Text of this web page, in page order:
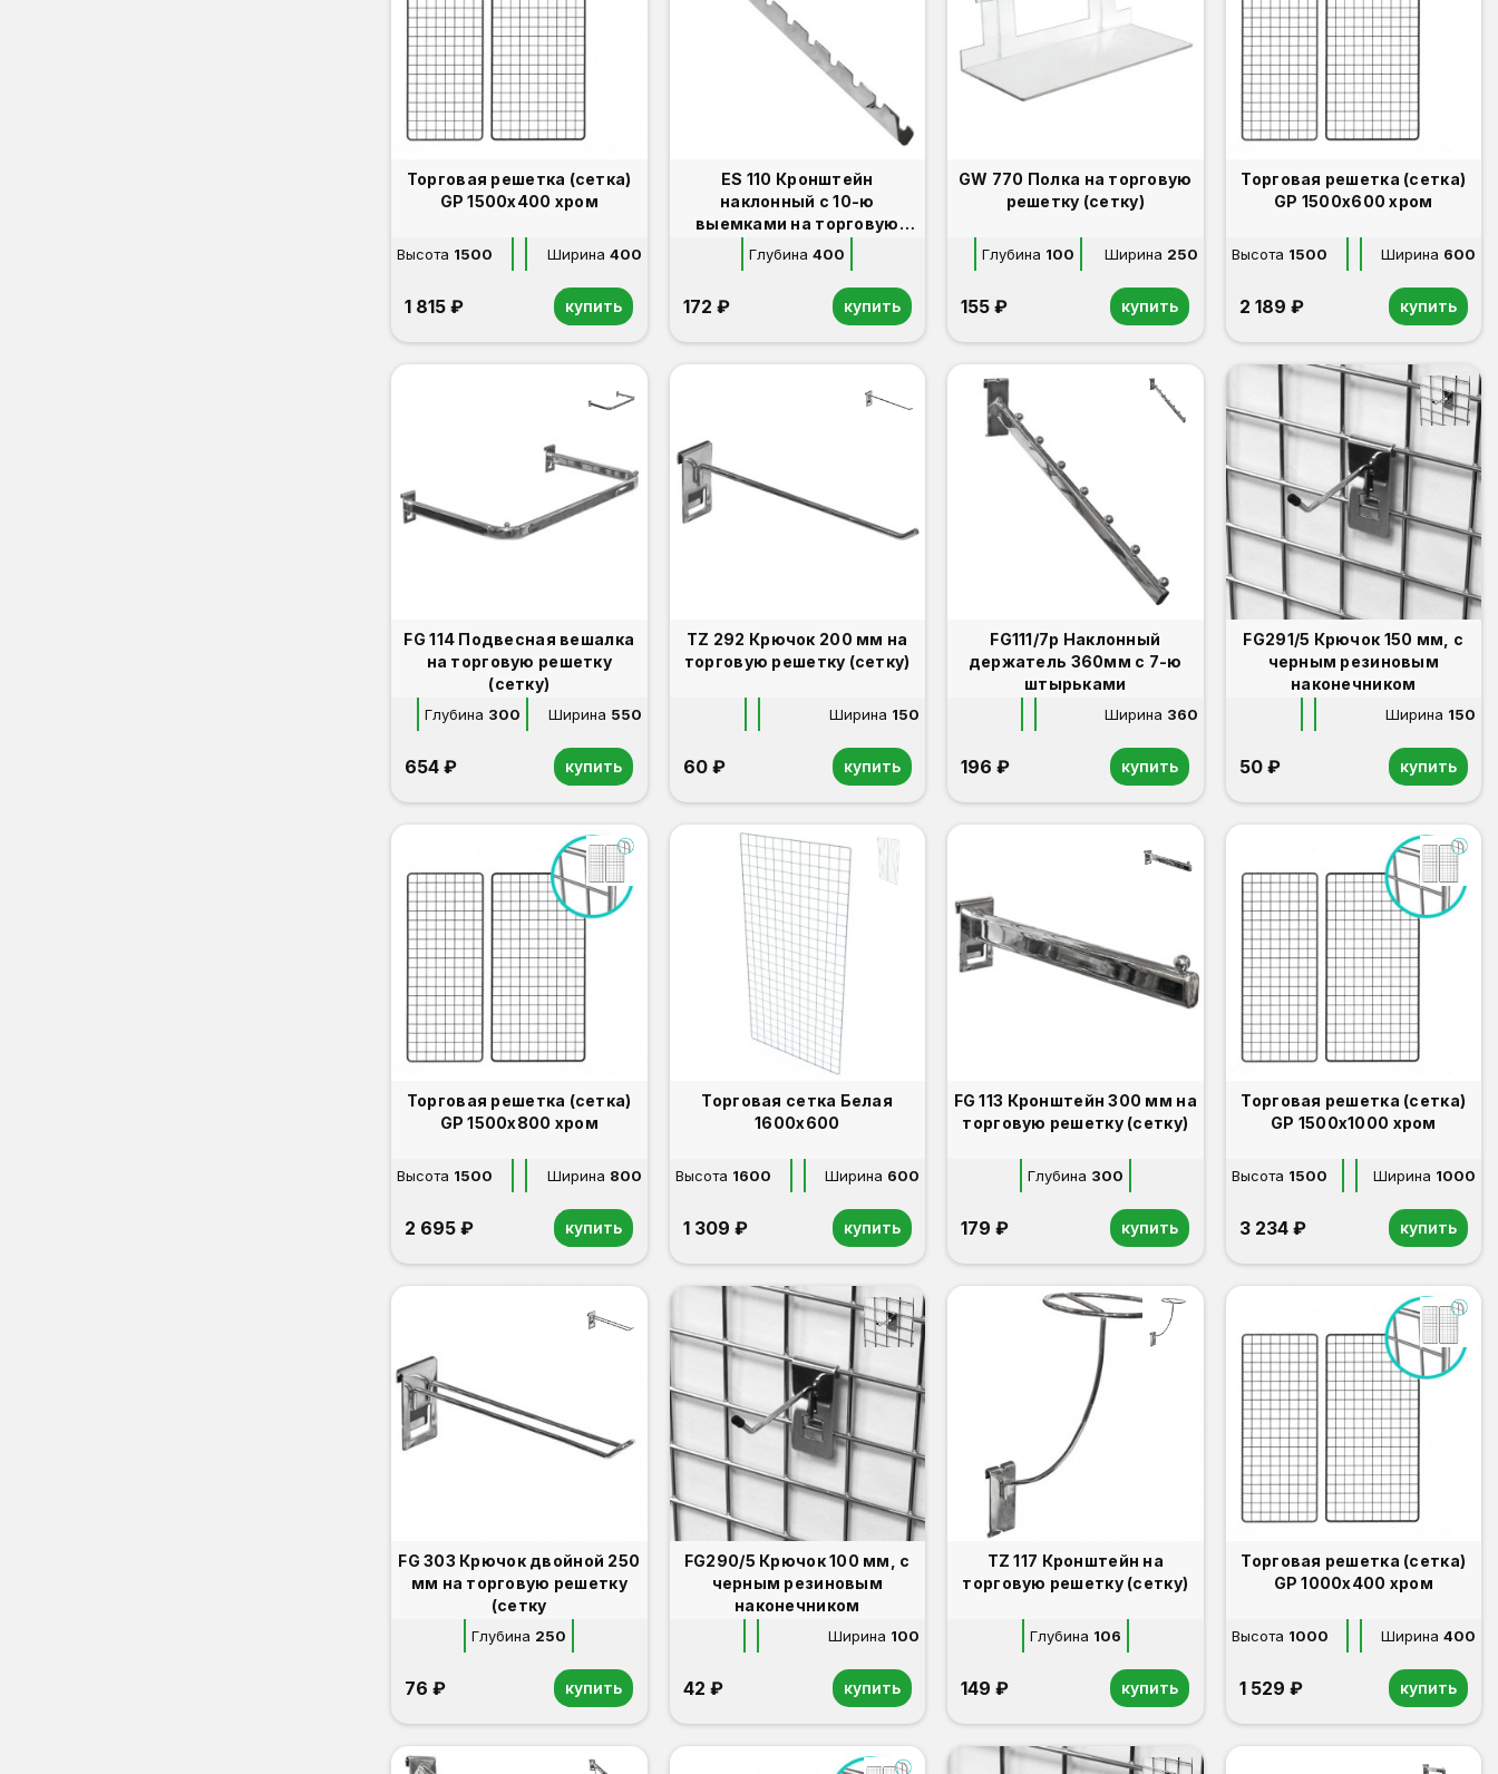
Торговая решетка (сетка)
GP 1500х400 хром
Высота 1500 Ширина 400
1 815 ₽ купить
ES 110 Кронштейн
наклонный с 10-ю
выемками на торговую
решетку (сетку)
Глубина 400
172 ₽ купить
GW 770 Полка на торговую
решетку (сетку)
Глубина 100 Ширина 250
155 ₽ купить
Торговая решетка (сетка)
GP 1500х600 хром
Высота 1500 Ширина 600
2 189 ₽ купить
FG 114 Подвесная вешалка
на торговую решетку
(сетку)
Глубина 300 Ширина 550
654 ₽ купить
TZ 292 Крючок 200 мм на
торговую решетку (сетку)
Ширина 150
60 ₽ купить
FG111/7р Наклонный
держатель 360мм с 7-ю
штырьками
Ширина 360
196 ₽ купить
FG291/5 Крючок 150 мм, с
черным резиновым
наконечником
Ширина 150
50 ₽ купить
Торговая решетка (сетка)
GP 1500х800 хром
Высота 1500 Ширина 800
2 695 ₽ купить
Торговая сетка Белая
1600х600
Высота 1600 Ширина 600
1 309 ₽ купить
FG 113 Кронштейн 300 мм на
торговую решетку (сетку)
Глубина 300
179 ₽ купить
Торговая решетка (сетка)
GP 1500х1000 хром
Высота 1500 Ширина 1000
3 234 ₽ купить
FG 303 Крючок двойной 250
мм на торговую решетку
(сетку
Глубина 250
76 ₽ купить
FG290/5 Крючок 100 мм, с
черным резиновым
наконечником
Ширина 100
42 ₽ купить
TZ 117 Кронштейн на
торговую решетку (сетку)
Глубина 106
149 ₽ купить
Торговая решетка (сетка)
GP 1000х400 хром
Высота 1000 Ширина 400
1 529 ₽ купить